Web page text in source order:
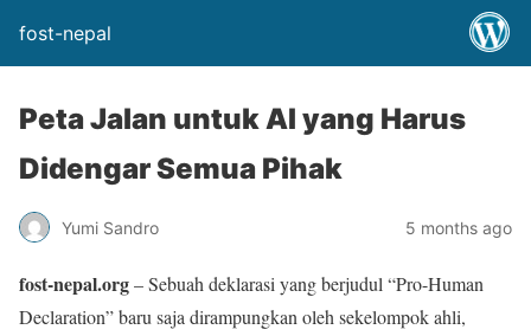
fost-nepal
Peta Jalan untuk AI yang Harus
Didengar Semua Pihak
Yumi Sandro 5 months ago
fost-nepal.org– Sebuah deklarasi yang berjudul “Pro-Human
Declaration” baru saja dirampungkan oleh sekelompok ahli,